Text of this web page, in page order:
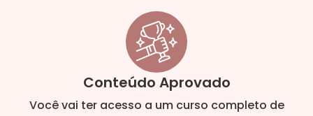
Conteúdo Aprovado
Você vai ter acesso a um curso completo de